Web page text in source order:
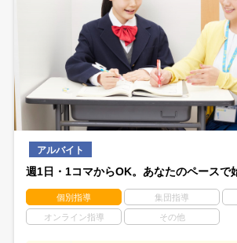
アルバイト
週1日・1コマからOK。あなたのペースで
個別指導 集団指導
オンライン指導 その他